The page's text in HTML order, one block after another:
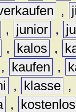
,
, junior ,
, kalos ,
, kaufen ,
, klasse ,
,
kostenlos